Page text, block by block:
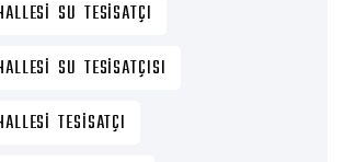
SU TESISATÇI
SU TESISATÇISI
TESISATÇI